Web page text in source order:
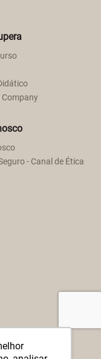
Company
- Canal de Ética